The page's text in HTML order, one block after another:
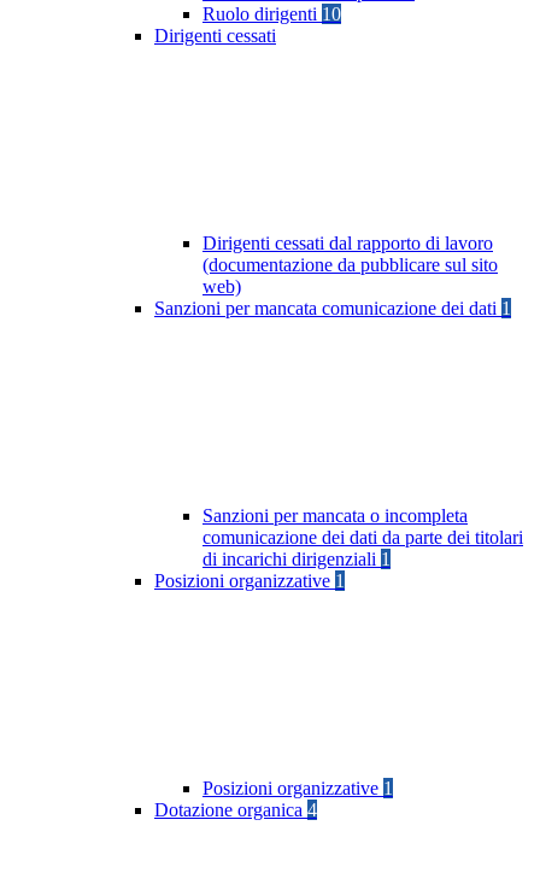
Ruolo dirigenti 10
Dirigenti cessati
Dirigenti cessati dal rapporto di lavoro
(documentazione da pubblicare sul sito
web)
Sanzioni per mancata comunicazione dei dati 1
Sanzioni per mancata o incompleta
comunicazione dei dati da parte dei titolari
di incarichi dirigenziali 1
Posizioni organizzative 1
Posizioni organizzative 1
Dotazione organica 4